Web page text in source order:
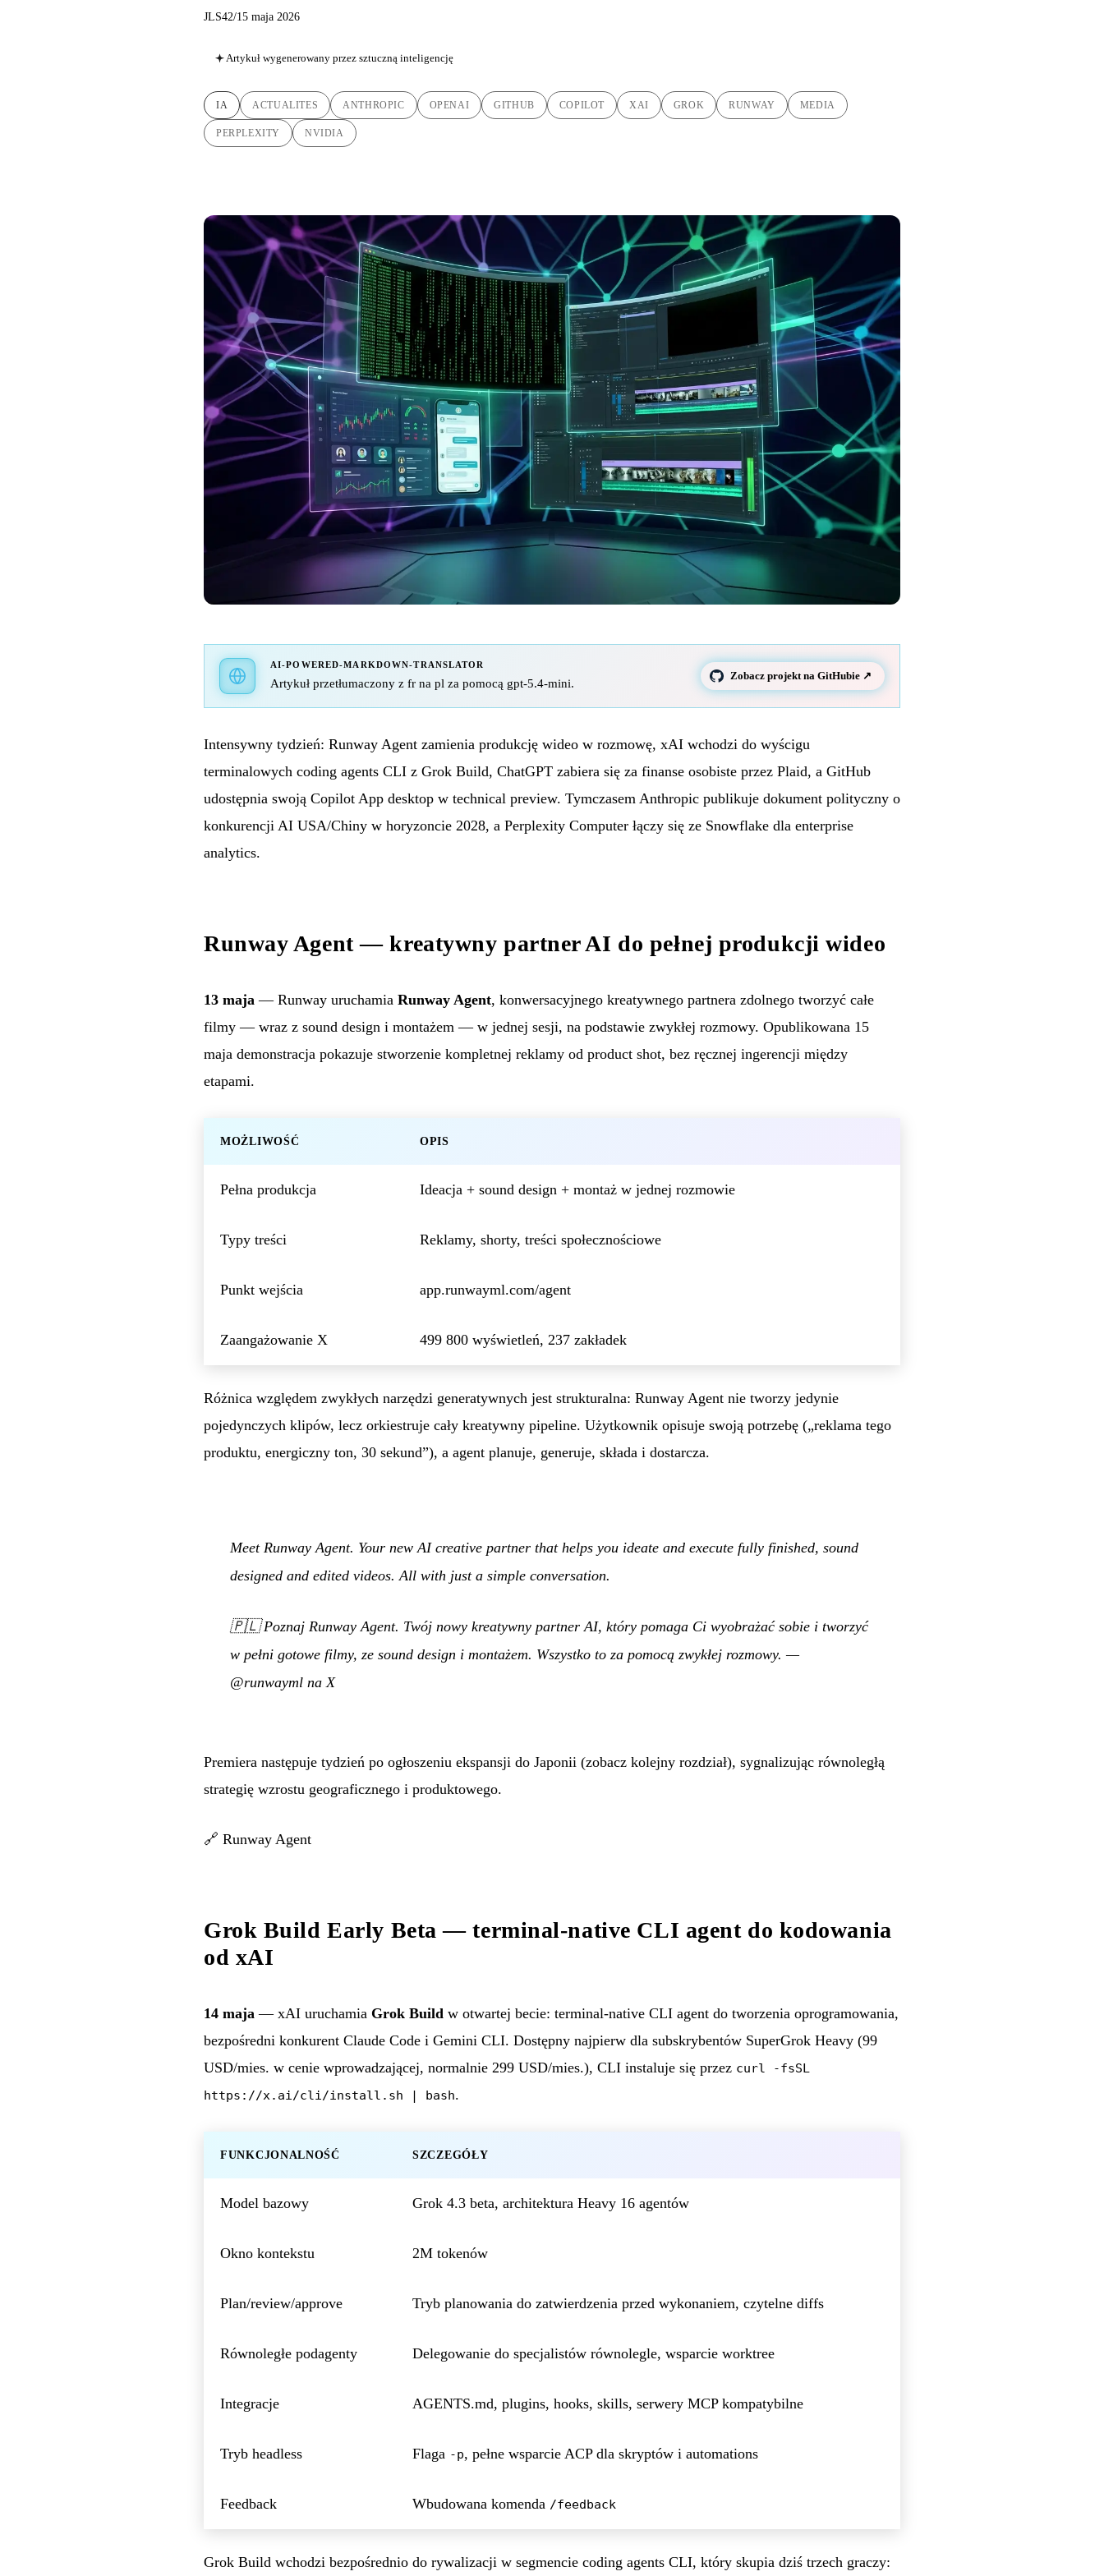
JLS42/15 maja 2026
Artykuł wygenerowany przez sztuczną inteligencję
IA ACTUALITES ANTHROPIC OPENAI GITHUB COPILOT XAI GROK RUNWAY MEDIA
PERPLEXITY NVIDIA
AI-POWERED-MARKDOWN-TRANSLATOR
Artykuł przetłumaczony z fr na pl za pomocą gpt-5.4-mini.
Zobacz projekt na GitHubie ↗
Intensywny tydzień: Runway Agent zamienia produkcję wideo w rozmowę, xAI wchodzi do wyścigu
terminalowych coding agents CLI z Grok Build, ChatGPT zabiera się za finanse osobiste przez Plaid, a GitHub
udostępnia swoją Copilot App desktop w technical preview. Tymczasem Anthropic publikuje dokument polityczny o
konkurencji AI USA/Chiny w horyzoncie 2028, a Perplexity Computer łączy się ze Snowflake dla enterprise
analytics.
Runway Agent — kreatywny partner AI do pełnej produkcji wideo
13 maja — Runway uruchamia Runway Agent, konwersacyjnego kreatywnego partnera zdolnego tworzyć całe
filmy — wraz z sound design i montażem — w jednej sesji, na podstawie zwykłej rozmowy. Opublikowana 15
maja demonstracja pokazuje stworzenie kompletnej reklamy od product shot, bez ręcznej ingerencji między
etapami.
MOŻLIWOŚĆ OPIS
Pełna produkcja Ideacja + sound design + montaż w jednej rozmowie
Typy treści Reklamy, shorty, treści społecznościowe
Punkt wejścia app.runwayml.com/agent
Zaangażowanie X 499 800 wyświetleń, 237 zakładek
Różnica względem zwykłych narzędzi generatywnych jest strukturalna: Runway Agent nie tworzy jedynie
pojedynczych klipów, lecz orkiestruje cały kreatywny pipeline. Użytkownik opisuje swoją potrzebę („reklama tego
produktu, energiczny ton, 30 sekund”), a agent planuje, generuje, składa i dostarcza.
Meet Runway Agent. Your new AI creative partner that helps you ideate and execute fully finished, sound
designed and edited videos. All with just a simple conversation.
🇵🇱Poznaj Runway Agent. Twój nowy kreatywny partner AI, który pomaga Ci wyobrażać sobie i tworzyć
w pełni gotowe filmy, ze sound design i montażem. Wszystko to za pomocą zwykłej rozmowy. —
@runwayml na X
Premiera następuje tydzień po ogłoszeniu ekspansji do Japonii (zobacz kolejny rozdział), sygnalizując równoległą
strategię wzrostu geograficznego i produktowego.
🔗 Runway Agent
Grok Build Early Beta — terminal-native CLI agent do kodowania
od xAI
14 maja — xAI uruchamia Grok Build w otwartej becie: terminal-native CLI agent do tworzenia oprogramowania,
bezpośredni konkurent Claude Code i Gemini CLI. Dostępny najpierw dla subskrybentów SuperGrok Heavy (99
USD/mies. w cenie wprowadzającej, normalnie 299 USD/mies.), CLI instaluje się przez curl -fsSL
https://x.ai/cli/install.sh | bash.
FUNKCJONALNOŚĆ SZCZEGÓŁY
Model bazowy Grok 4.3 beta, architektura Heavy 16 agentów
Okno kontekstu 2M tokenów
Plan/review/approve Tryb planowania do zatwierdzenia przed wykonaniem, czytelne diffs
Równoległe podagenty Delegowanie do specjalistów równolegle, wsparcie worktree
Integracje AGENTS.md, plugins, hooks, skills, serwery MCP kompatybilne
Tryb headless Flaga -p, pełne wsparcie ACP dla skryptów i automations
Feedback Wbudowana komenda /feedback
Grok Build wchodzi bezpośrednio do rywalizacji w segmencie coding agents CLI, który skupia dziś trzech graczy: